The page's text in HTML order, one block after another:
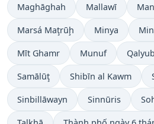
Maghāghah Mallawī
Marsá Maţrūḩ Minya
Mīt Ghamr Munuf Qalyub
Samālūţ Shibīn al Kawm
Sinbillāwayn Sinnūris